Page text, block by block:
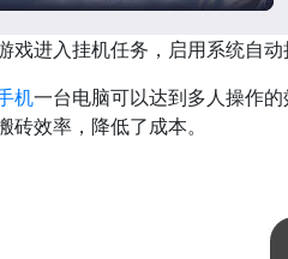
进入挂机任务，启用系统自动
机一台电脑可以达到多人操作
砖效率，降低了成本。